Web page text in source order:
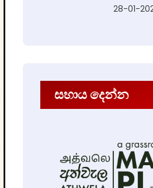
28-01-
සහාය දෙන්න